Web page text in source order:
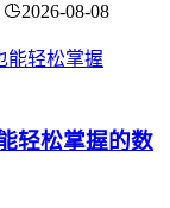
2026-08-08
轻松掌握的数